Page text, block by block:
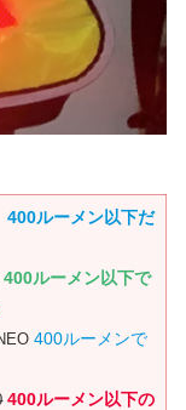
400ルーメン以下だ
400ルーメン以下で
400ルーメンで
400ルーメン以下の